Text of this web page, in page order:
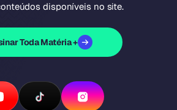
disponíveis no site.
Toda Matéria +